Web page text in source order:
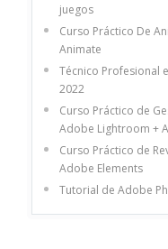
juegos
Curso Práctico De
Animate
Técnico Profesional
2022
Curso Práctico de
Adobe Lightroom +
Curso Práctico de
Adobe Elements
Tutorial de Adobe